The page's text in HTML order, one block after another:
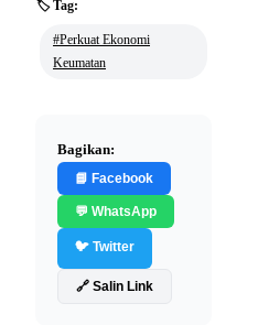
🏷️ Tag:
#Perkuat Ekonomi
Keumatan
Bagikan:
📘 Facebook
💬 WhatsApp
🐦 Twitter
🔗 Salin Link